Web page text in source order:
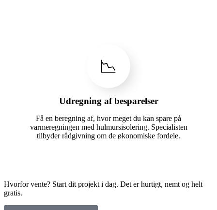
📉
Udregning af besparelser
Få en beregning af, hvor meget du kan spare på
varmeregningen med hulmursisolering. Specialisten
tilbyder rådgivning om de økonomiske fordele.
Hvorfor vente? Start dit projekt i dag. Det er hurtigt, nemt og helt
gratis.